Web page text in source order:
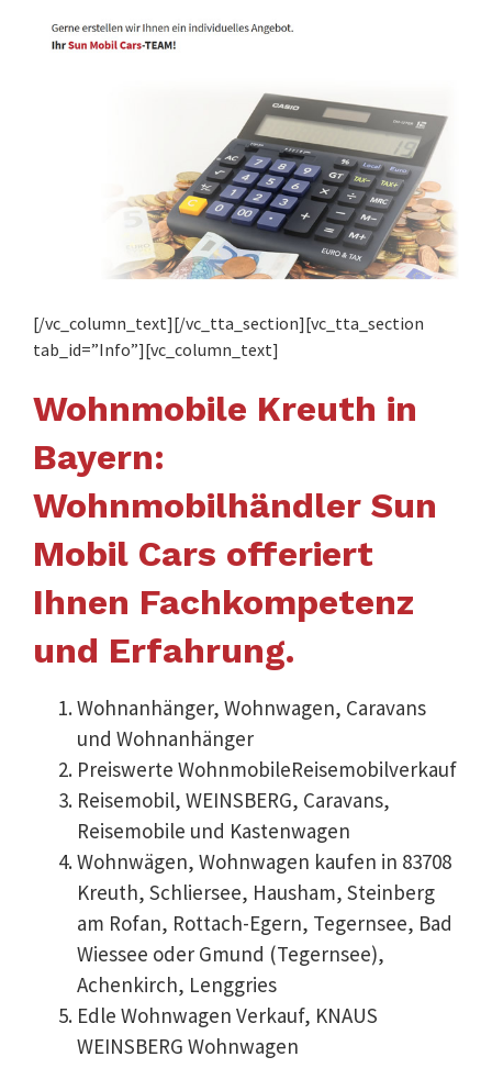
[/vc_column_text][/vc_tta_section][vc_tta_section
tab_id=”Info”][vc_column_text]
Wohnmobile Kreuth in
Bayern:
Wohnmobilhändler Sun
Mobil Cars offeriert
Ihnen Fachkompetenz
und Erfahrung.
Wohnanhänger, Wohnwagen, Caravans
und Wohnanhänger
Preiswerte WohnmobileReisemobilverkauf
Reisemobil, WEINSBERG, Caravans,
Reisemobile und Kastenwagen
Wohnwägen, Wohnwagen kaufen in 83708
Kreuth, Schliersee, Hausham, Steinberg
am Rofan, Rottach-Egern, Tegernsee, Bad
Wiessee oder Gmund (Tegernsee),
Achenkirch, Lenggries
Edle Wohnwagen Verkauf, KNAUS
WEINSBERG Wohnwagen